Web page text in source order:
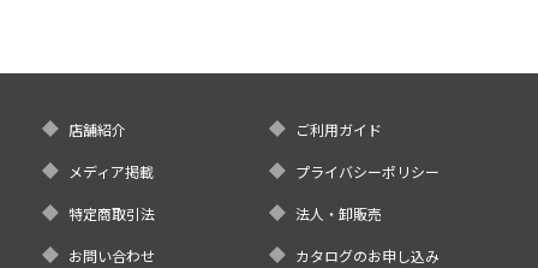
店舗紹介 ご利用ガイド
メディア掲載 プライバシーポリシー
特定商取引法 法人・卸販売
お問い合わせ カタログのお申し込み